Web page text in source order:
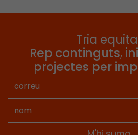
Tria
Rep continguts,
projectes per